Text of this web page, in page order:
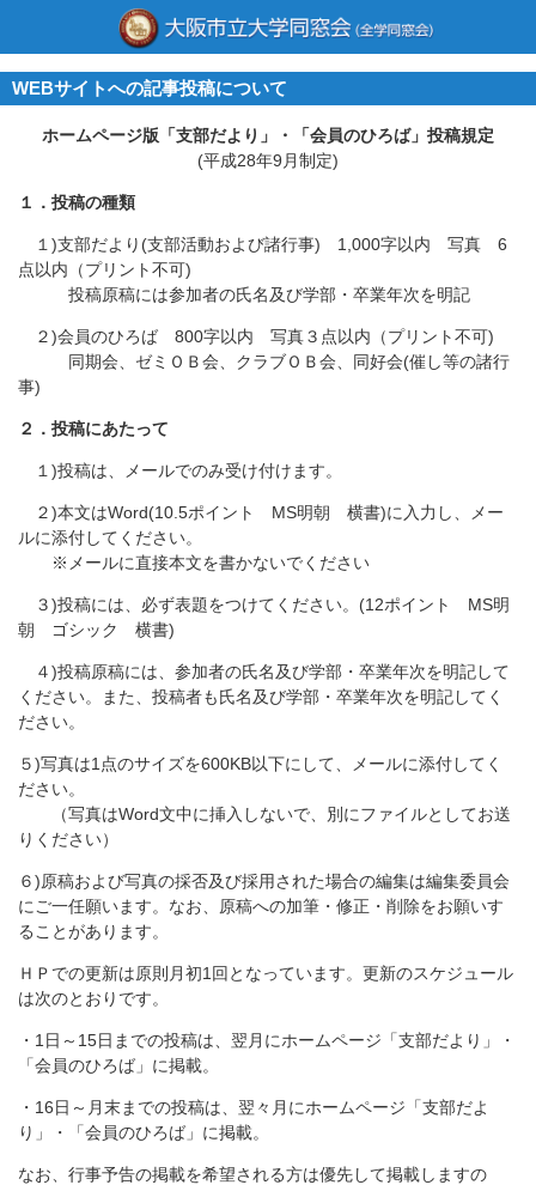
WEBサイトへの記事投稿について
ホームページ版「支部だより」・「会員のひろば」投稿規定
(平成28年9月制定)
１．投稿の種類
１)支部だより(支部活動および諸行事) 1,000字以内 写真 6
点以内（プリント不可)
投稿原稿には参加者の氏名及び学部・卒業年次を明記
２)会員のひろば 800字以内 写真３点以内（プリント不可)
同期会、ゼミＯＢ会、クラブＯＢ会、同好会(催し等の諸行
事)
２．投稿にあたって
１)投稿は、メールでのみ受け付けます。
２)本文はWord(10.5ポイント MS明朝 横書)に入力し、メー
ルに添付してください。
※メールに直接本文を書かないでください
３)投稿には、必ず表題をつけてください。(12ポイント MS明
朝 ゴシック 横書)
４)投稿原稿には、参加者の氏名及び学部・卒業年次を明記して
ください。また、投稿者も氏名及び学部・卒業年次を明記してく
ださい。
５)写真は1点のサイズを600KB以下にして、メールに添付してく
ださい。
（写真はWord文中に挿入しないで、別にファイルとしてお送
りください）
６)原稿および写真の採否及び採用された場合の編集は編集委員会
にご一任願います。なお、原稿への加筆・修正・削除をお願いす
ることがあります。
ＨＰでの更新は原則月初1回となっています。更新のスケジュール
は次のとおりです。
・1日～15日までの投稿は、翌月にホームページ「支部だより」・
「会員のひろば」に掲載。
・16日～月末までの投稿は、翌々月にホームページ「支部だよ
り」・「会員のひろば」に掲載。
なお、行事予告の掲載を希望される方は優先して掲載しますの